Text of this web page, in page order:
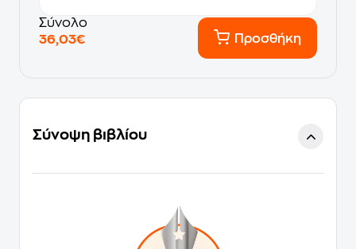
Σύνολο
36,03€
Προσθήκη
Σύνοψη βιβλίου